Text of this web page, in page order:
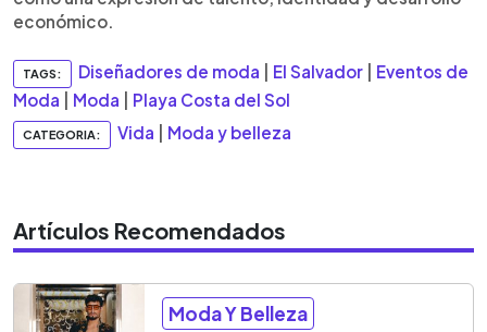
económico.
TAGS: Diseñadores de moda El Salvador
Eventos de
Moda
Moda Playa Costa del Sol
CATEGORIA: Vida Moda y belleza
Artículos Recomendados
Moda Y Belleza